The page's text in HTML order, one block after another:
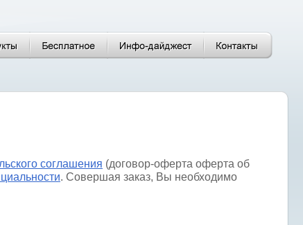
соглашения (договор-оферта оферта об
. Совершая заказ, Вы необходимо